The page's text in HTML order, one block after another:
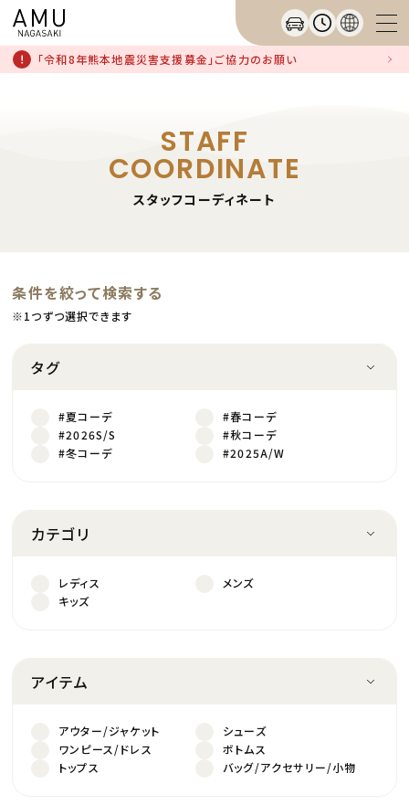
「令和8年熊本地震災害支援募金」ご協力のお願い
STAFF
COORDINATE
スタッフコーディネート
条件を絞って検索する
※1つずつ選択できます
タグ
#夏コーデ
#春コーデ
#2026S/S
#秋コーデ
#冬コーデ
#2025A/W
カテゴリ
レディス
メンズ
キッズ
アイテム
アウター/ジャケット
シューズ
ワンピース/ドレス
ボトムス
トップス
バッグ/アクセサリー/小物